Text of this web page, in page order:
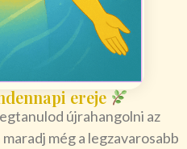
ereje
újrahangolni az
még a legzavarosabb